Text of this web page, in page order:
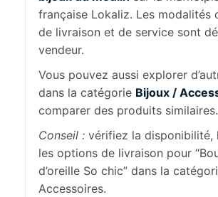
française Lokaliz. Les modalités
de livraison et de service sont
vendeur.
Vous pouvez aussi explorer
dans la catégorie Bijoux /
comparer des produits similaires.
Conseil : vérifiez la disponibilité,
les options de livraison pour
d’oreille So chic” dans la
Accessoires.